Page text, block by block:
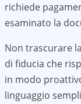
richiede
esaminato la
Non trascurare
di fiducia che
in modo
linguaggio